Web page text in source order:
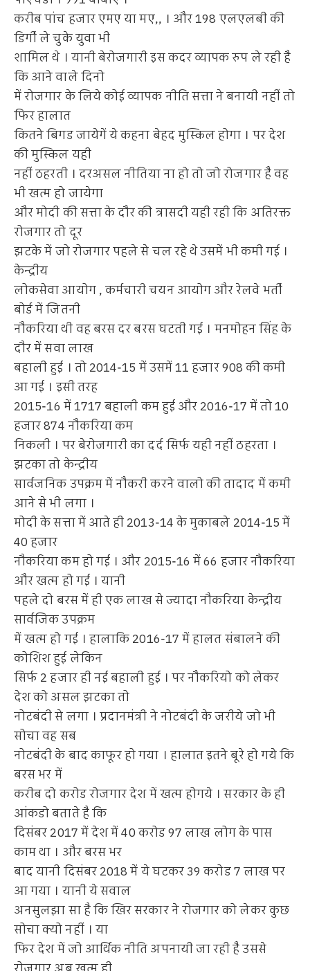
करीब पांच हजार एमए या मए,, । और 198 एलएलबी की
डिर्गी ले चुके युवा भी
शामिल थे । यानी बेरोजगारी इस कदर व्यापक रुप ले रही है
कि आने वाले दिनो
में रोजगार के लिये कोई व्यापक नीति सत्ता ने बनायी नहीं तो
फिर हालात
कितने बिगड जायेगें ये कहना बेहद मुस्किल होगा । पर देश
की मुस्किल यही
नहीं ठहरती । दरअसल नीतिया ना हो तो जो रोजगार है वह
भी खत्म हो जायेगा
और मोदी की सत्ता के दौर की त्रासदी यही रही कि अतिरक्त
रोजगार तो दूर
झटके में जो रोजगार पहले से चल रहे थे उसमें भी कमी गई ।
केन्द्रीय
लोकसेवा आयोग , कर्मचारी चयन आयोग और रेलवे भर्ती
बोर्ड में जितनी
नौकरिया थी वह बरस दर बरस घटती गई । मनमोहन सिंह के
दौर में सवा लाख
बहाली हुई । तो 2014-15 में उसमें 11 हजार 908 की कमी
आ गई । इसी तरह
2015-16 में 1717 बहाली कम हुई और 2016-17 में तो 10
हजार 874 नौकरिया कम
निकली । पर बेरोजगारी का दर्द सिर्फ यही नहीं ठहरता ।
झटका तो केन्द्रीय
सार्वजनिक उपक्रम में नौकरी करने वालो की तादाद में कमी
आने से भी लगा ।
मोदी के सत्ता में आते ही 2013-14 के मुकाबले 2014-15 में
40 हजार
नौकरिया कम हो गई । और 2015-16 में 66 हजार नौकरिया
और खत्म हो गई । यानी
पहले दो बरस में ही एक लाख से ज्यादा नौकरिया केन्द्रीय
सार्वजिक उपक्रम
में खत्म हो गई । हालाकि 2016-17 में हालत संबालने की
कोशिश हुई लेकिन
सिर्फ 2 हजार ही नई बहाली हुई । पर नौकरियो को लेकर
देश को असल झटका तो
नोटबंदी से लगा । प्रदानमंत्री ने नोटबंदी के जरीये जो भी
सोचा वह सब
नोटबंदी के बाद काफूर हो गया । हालात इतने बूरे हो गये कि
बरस भर में
करीब दो करोड रोजगार देश में खत्म होगये । सरकार के ही
आंकडो बताते है कि
दिसंबर 2017 में देश में 40 करोड 97 लाख लोग के पास
काम था । और बरस भर
बाद यानी दिसंबर 2018 में ये घटकर 39 करोड 7 लाख पर
आ गया । यानी ये सवाल
अनसुलझा सा है कि खिर सरकार ने रोजगार को लेकर कुछ
सोचा क्यो नहीं । या
फिर देश में जो आर्थिक नीति अपनायी जा रही है उससे